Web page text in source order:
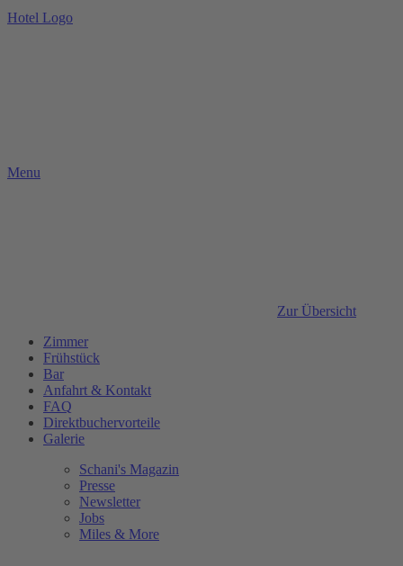
Hotel Logo
Menu
Zur Übersicht
Zimmer
Frühstück
Bar
Anfahrt & Kontakt
FAQ
Direktbuchervorteile
Galerie
Schani's Magazin
Presse
Newsletter
Jobs
Miles & More